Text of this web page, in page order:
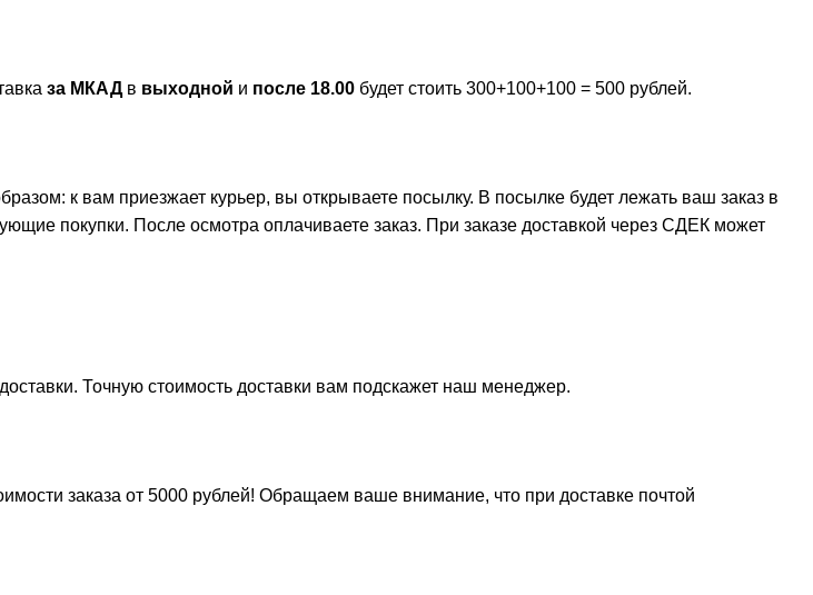
за МКАДв выходной и после 18.00 будет стоить 300+100+100 = 500 рублей.
к вам приезжает курьер, вы открываете посылку. В посылке будет лежать ваш заказ в
покупки. После осмотра оплачиваете заказ. При заказе доставкой через СДЕК может
Точную стоимость доставки вам подскажет наш менеджер.
заказа от 5000 рублей! Обращаем ваше внимание, что при доставке почтой